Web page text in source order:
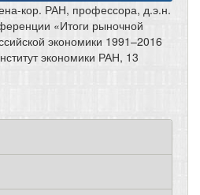
кор. РАН, профессора, д.э.н.
«Итоги рыночной
экономики 1991–2016
экономики РАН, 13